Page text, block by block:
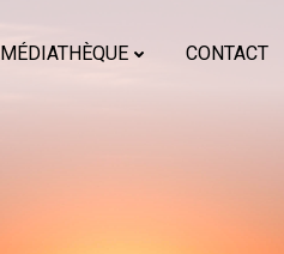
MÉDIATHÈQUE CONTACT